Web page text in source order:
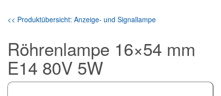
<< Produktübersicht: Anzeige- und Signallampe
Röhrenlampe 16×54 mm
E14 80V 5W